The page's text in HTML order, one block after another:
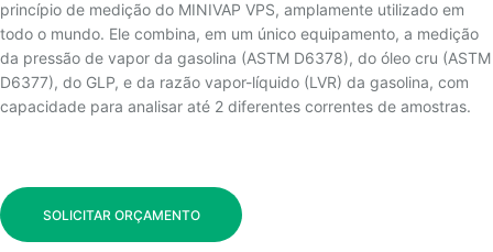
princípio de medição do MINIVAP VPS, amplamente utilizado em
todo o mundo. Ele combina, em um único equipamento, a medição
da pressão de vapor da gasolina (ASTM D6378), do óleo cru (ASTM
D6377), do GLP, e da razão vapor-líquido (LVR) da gasolina, com
capacidade para analisar até 2 diferentes correntes de amostras.
SOLICITAR ORÇAMENTO